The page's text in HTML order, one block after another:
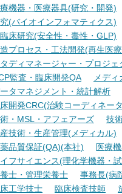
機器・医療器具(研究・開発)
(バイオインフォマティクス)
床研究(安全性・毒性・GLP)
プロセス・工法開発(再生医
ディマネージャー・プロジ
監査・臨床開発QA
メデ
タマネジメント・統計解析
開発CRC(治験コーディネー
・MSL・アフェアーズ
技
技術・生産管理(メディカル)
品質保証(QA)(本社)
医療
フサイエンス(理化学機器・
士・管理栄養士
事務長(病
工学技士
臨床検査技師